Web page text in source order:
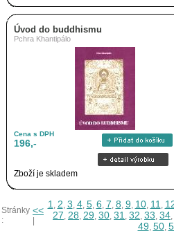
Úvod do buddhismu
Pchra Khantipálo
Cena s DPH
196,-
Zboží je skladem
Stránky
:
<<
1, 2, 3, 4, 5, 6, 7, 8, 9, 10, 11,
27, 28, 29, 30, 31 , 32, 33, 34,
49, 50,